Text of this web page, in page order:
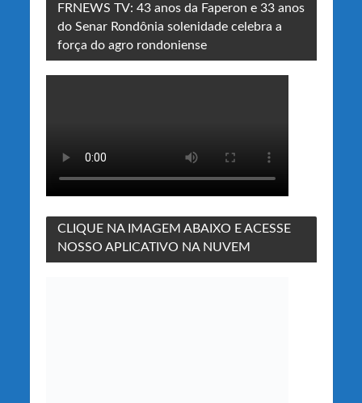
FRNEWS TV: 43 anos da Faperon e 33 anos
do Senar Rondônia solenidade celebra a
força do agro rondoniense
CLIQUE NA IMAGEM ABAIXO E ACESSE
NOSSO APLICATIVO NA NUVEM